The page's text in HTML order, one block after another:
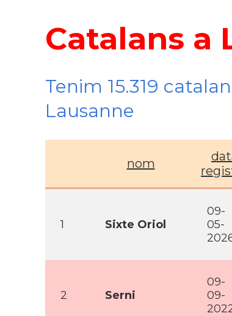
Catalans a
Tenim 15.319
Lausanne
nom
1 Sixte Oriol
09-
05-
2 Serni
09-
09-